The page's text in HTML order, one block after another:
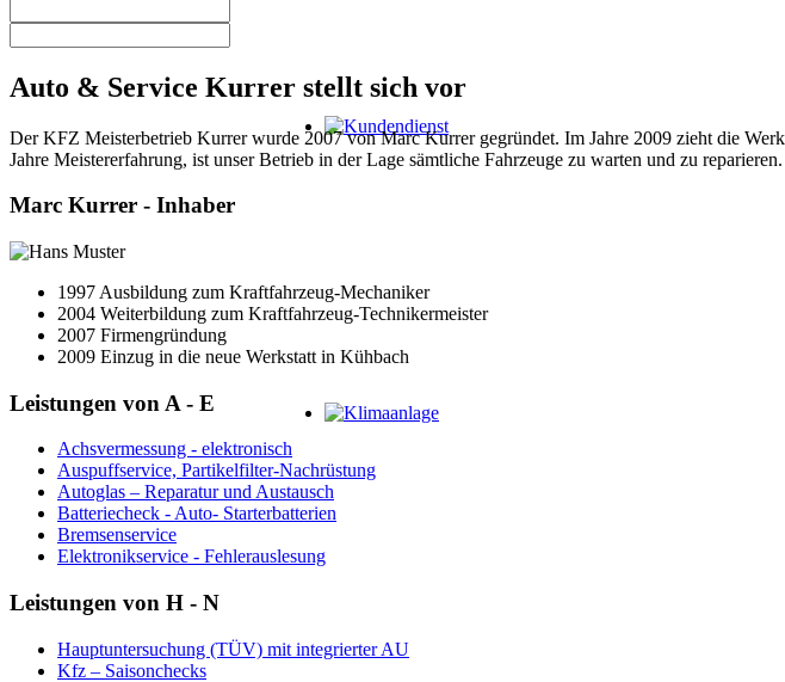
Auto & Service Kurrer stellt sich vor
Der KFZ Meisterbetrieb Kurrer wurde 2007 von Marc Kurrer gegründet. Im Jahre 2009 zieht die
Jahre Meistererfahrung, ist unser Betrieb in der Lage sämtliche Fahrzeuge zu warten und zu reparieren.
Marc Kurrer - Inhaber
1997 Ausbildung zum Kraftfahrzeug-Mechaniker
2004 Weiterbildung zum Kraftfahrzeug-Technikermeister
2007 Firmengründung
2009 Einzug in die neue Werkstatt in Kühbach
Leistungen von A - E
Achsvermessung - elektronisch
Auspuffservice, Partikelfilter-Nachrüstung
Autoglas – Reparatur und Austausch
Batteriecheck - Auto- Starterbatterien
Bremsenservice
Elektronikservice - Fehlerauslesung
Leistungen von H - N
Hauptuntersuchung (TÜV) mit integrierter AU
Kfz – Saisonchecks